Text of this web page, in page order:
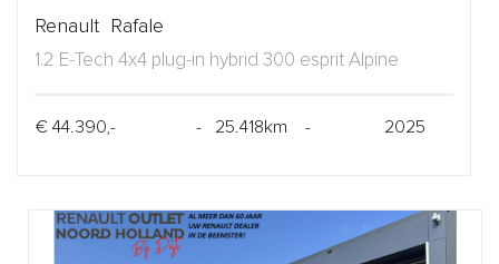
Renault Rafale
1.2 E-Tech 4x4 plug-in hybrid 300 esprit Alpine
€ 44.390,- - 25.418km - 2025